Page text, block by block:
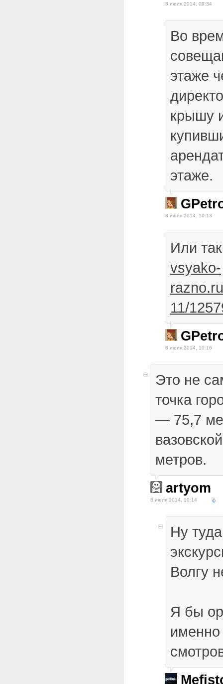
8 июля 2014, 09:34
Во
этаже
крышу
этаже.
8 июля 2014, 10:13
Или
vsyako-
11/
8 июля 2014, 10:16
Это не
точка
— 75,7
метров.
artyom
8 июля 2014, 10:14
Ну
Волгу
Я бы
именно